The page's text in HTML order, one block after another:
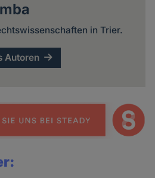
in Trier.
Autoren